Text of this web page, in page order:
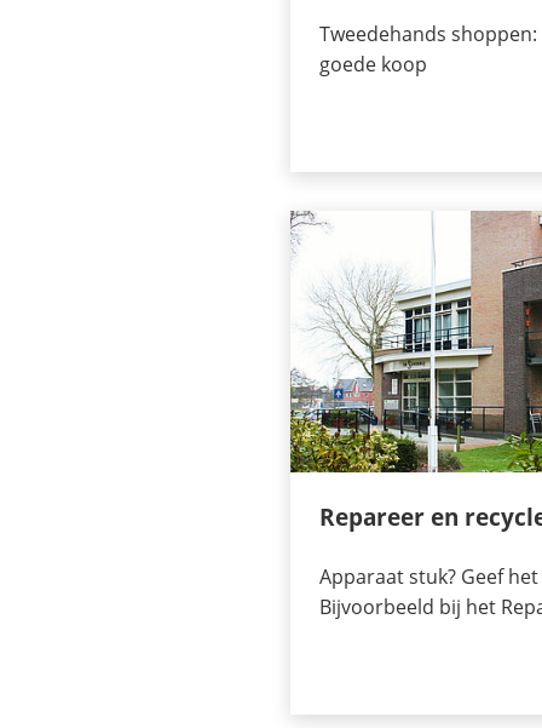
Tweedehands
goede koop
Repareer en
Apparaat stuk? Geef
Bijvoorbeeld bij het